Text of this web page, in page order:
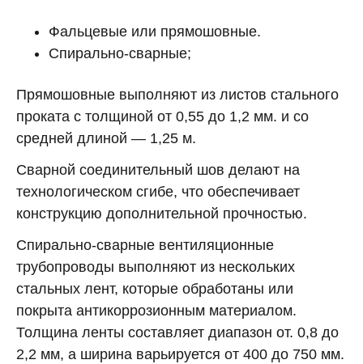
Фальцевые или прямошовные.
Спирально-сварные;
Прямошовные выполняют из листов стального
проката с толщиной от 0,55 до 1,2 мм. и со
средней длиной — 1,25 м.
Сварной соединительный шов делают на
технологическом сгибе, что обеспечивает
конструкцию дополнительной прочностью.
Спирально-сварные вентиляционные
трубопроводы выполняют из нескольких
стальных лент, которые обработаны или
покрыта антикоррозионным материалом.
Толщина ленты составляет диапазон от. 0,8 до
2,2 мм, а ширина варьируется от 400 до 750 мм.